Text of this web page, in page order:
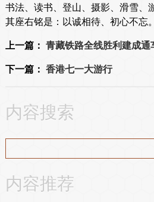
书法、读书、登山、摄影、滑雪、
其座右铭是：以诚相待、初心不忘
上一篇： 青藏铁路全线胜利建成通
下一篇： 香港七一大游行
内容搜索
内容推荐